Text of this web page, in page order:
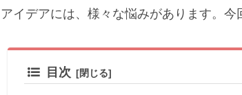
イデアには、様々な悩みがあります。
目次